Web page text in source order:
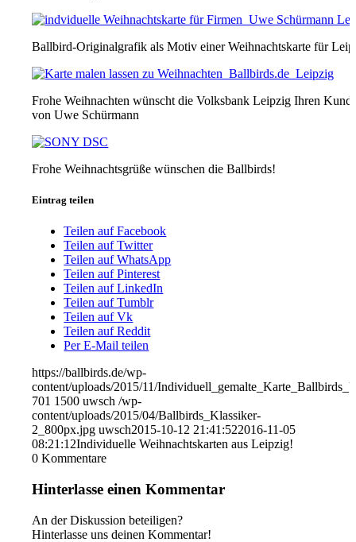
Ballbird-Originalgrafik als Motiv einer Weihnachtskarte für
Frohe Weihnachten wünscht die Volksbank Leipzig Ihren
von Uwe Schürmann
Frohe Weihnachtsgrüße wünschen die Ballbirds!
Eintrag teilen
Teilen auf Facebook
Teilen auf Twitter
Teilen auf WhatsApp
Teilen auf Pinterest
Teilen auf LinkedIn
Teilen auf Tumblr
Teilen auf Vk
Teilen auf Reddit
Per E-Mail teilen
https://ballbirds.de/wp-
content/uploads/2015/11/
701 1500 uwsch /wp-
content/uploads/2015/04/Ballbirds_Klassiker-
2_800px.jpg uwsch2015-10-12 21:41:522016-11-05
08:21:12Individuelle Weihnachtskarten aus Leipzig!
0 Kommentare
Hinterlasse einen Kommentar
An der Diskussion beteiligen?
Hinterlasse uns deinen Kommentar!